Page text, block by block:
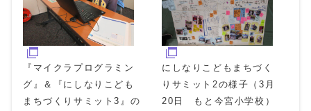
『マイクラプログラミン
グ』＆『にしなりこども
まちづくりサミット3』の
にしなりこどもまちづく
りサミット2の様子（3月
20日 もと今宮小学校）